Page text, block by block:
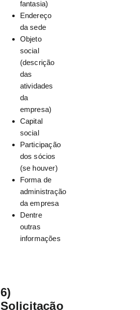
fantasia)
Endereço
da sede
Objeto
social
(descrição
das
atividades
da
empresa)
Capital
social
Participação
dos sócios
(se houver)
Forma de
administração
da empresa
Dentre
outras
informações
6)
Solicitação